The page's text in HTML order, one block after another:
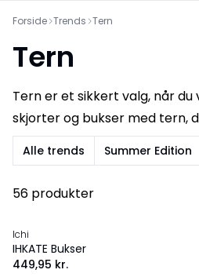
Forside Trends Tern
Tern
Tern er et sikkert valg, når
skjorter og bukser med tern,
Alle trends Summer Edition
56 produkter
NYHED
Ichi
IHKATE Bukser
449,95 kr.